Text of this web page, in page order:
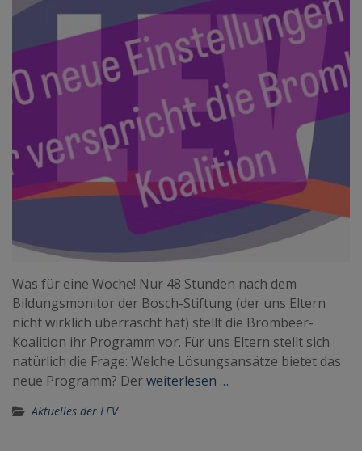
Was für eine Woche! Nur 48 Stunden nach dem
Bildungsmonitor der Bosch-Stiftung (der uns Eltern
nicht wirklich überrascht hat) stellt die Brombeer-
Koalition ihr Programm vor. Für uns Eltern stellt sich
natürlich die Frage: Welche Lösungsansätze bietet das
neue Programm? Derweiterlesen …
Aktuelles der LEV